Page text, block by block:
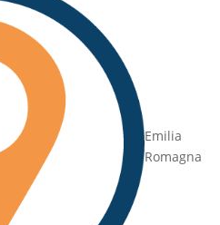
Emilia
Romagna